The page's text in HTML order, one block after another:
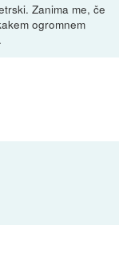
Zanima me, če
ogromnem